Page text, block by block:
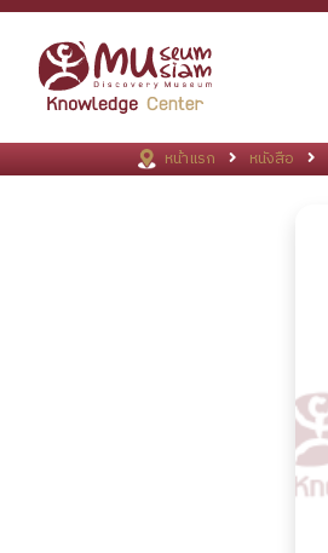
หน้าแรก หนังสือ